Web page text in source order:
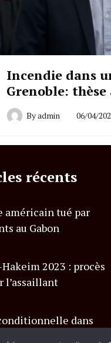
Incendie dans
Grenoble:
Byadmin 06/04/
récents
tué par
au Gabon
2023 : procès
l’assaillant
dans